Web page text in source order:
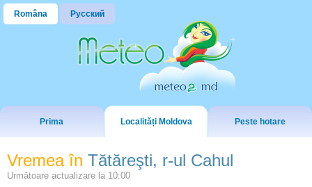
Româna Русский
Prima Localități Moldova Peste hotare
Vremea în Tătăreşti, r-ul Cahul
Următoare actualizare la 10:00